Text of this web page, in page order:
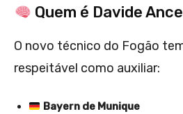
Quem é Davide
O novo técnico do Fogão
respeitável como auxiliar:
Bayern de Munique